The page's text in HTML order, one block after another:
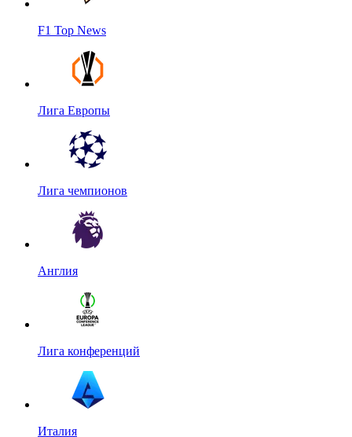
F1 Top News
Лига Европы
Лига чемпионов
Англия
Лига конференций
Италия